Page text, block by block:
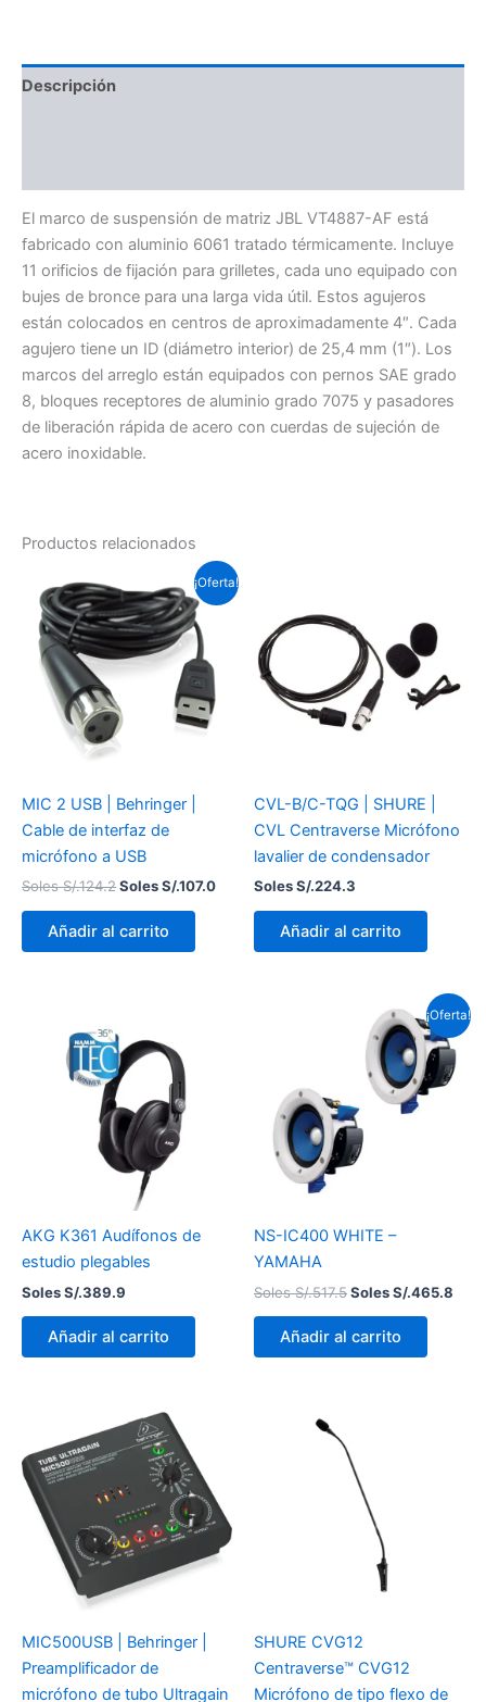
Descripción
El marco de suspensión de matriz JBL VT4887-AF está
fabricado con aluminio 6061 tratado térmicamente. Incluye
11 orificios de fijación para grilletes, cada uno equipado con
bujes de bronce para una larga vida útil. Estos agujeros
están colocados en centros de aproximadamente 4″. Cada
agujero tiene un ID (diámetro interior) de 25,4 mm (1″). Los
marcos del arreglo están equipados con pernos SAE grado
8, bloques receptores de aluminio grado 7075 y pasadores
de liberación rápida de acero con cuerdas de sujeción de
acero inoxidable.
Productos relacionados
¡Oferta!
MIC 2 USB | Behringer |
Cable de interfaz de
micrófono a USB
Soles S/.124.2
precio
original
era:
Soles
S/.124.2.
Soles S/.107.0
El
precio
S/.107.0.
Añadir al carrito
CVL-B/C-TQG | SHURE |
CVL Centraverse Micrófono
lavalier de condensador
Soles S/.224.3
Añadir al carrito
AKG K361 Audífonos de
estudio plegables
Soles S/.389.9
Añadir al carrito
¡Oferta!
NS-IC400 WHITE –
YAMAHA
Soles S/.517.5
precio
original
Soles
S/.517.5.
Soles S/.465.8
El
es:
Añadir al carrito
MIC500USB | Behringer |
Preamplificador de
micrófono de tubo Ultragain
SHURE CVG12
Centraverse™ CVG12
Micrófono de tipo flexo de